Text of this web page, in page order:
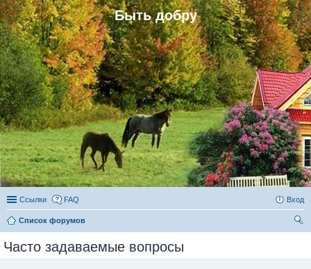
Быть добру
Ссылки FAQ Вход
Список форумов
Часто задаваемые вопросы